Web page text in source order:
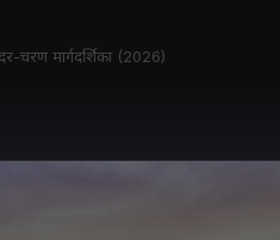
चरण मार्गदर्शिका (2026)